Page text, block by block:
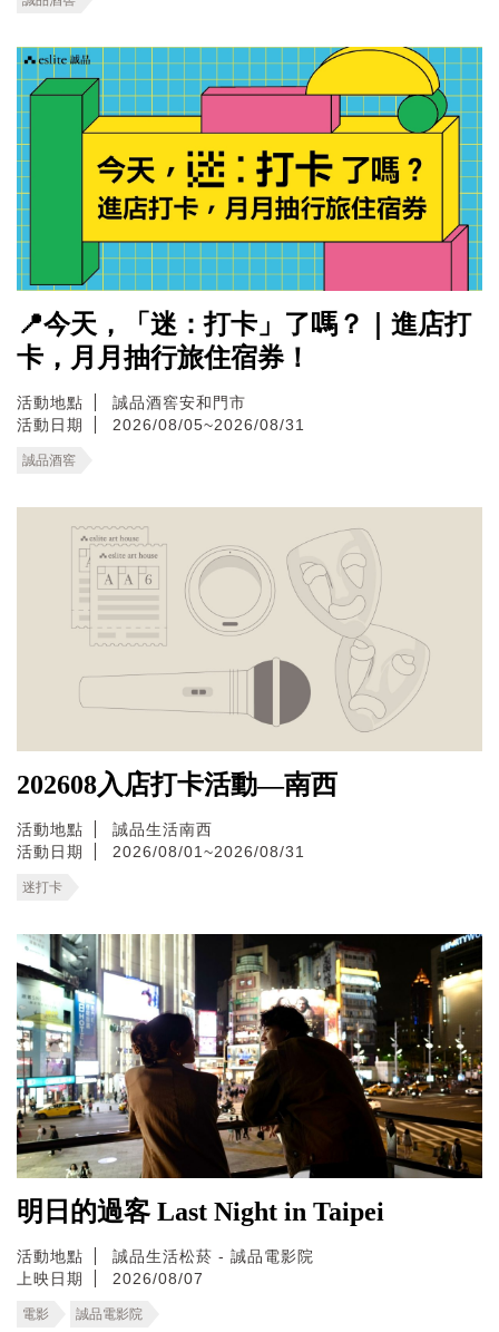
📍今天，「迷：打卡」了嗎？｜進店打
卡，月月抽行旅住宿券！
活動地點
誠品酒窖安和門市
活動日期
2026/08/05~2026/08/31
誠品酒窖
202608入店打卡活動—南西
活動地點
誠品生活南西
活動日期
2026/08/01~2026/08/31
迷打卡
明日的過客 Last Night in Taipei
活動地點
誠品生活松菸 - 誠品電影院
上映日期
2026/08/07
電影 誠品電影院